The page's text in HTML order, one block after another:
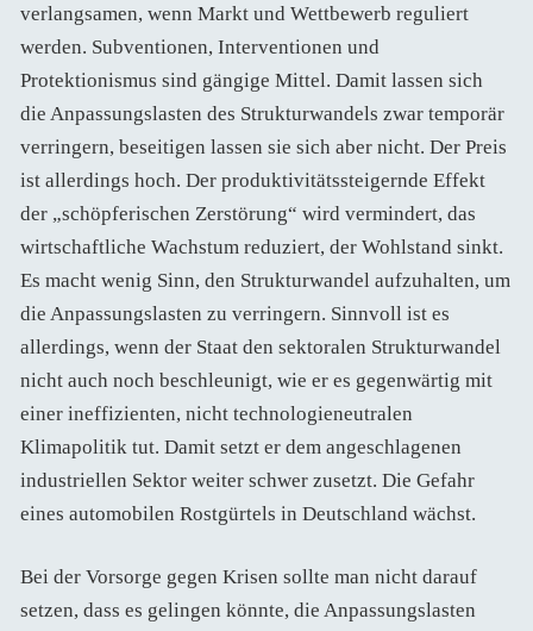
verlangsamen, wenn Markt und Wettbewerb reguliert
werden. Subventionen, Interventionen und
Protektionismus sind gängige Mittel. Damit lassen sich
die Anpassungslasten des Strukturwandels zwar temporär
verringern, beseitigen lassen sie sich aber nicht. Der Preis
ist allerdings hoch. Der produktivitätssteigernde Effekt
der „schöpferischen Zerstörung“ wird vermindert, das
wirtschaftliche Wachstum reduziert, der Wohlstand sinkt.
Es macht wenig Sinn, den Strukturwandel aufzuhalten, um
die Anpassungslasten zu verringern. Sinnvoll ist es
allerdings, wenn der Staat den sektoralen Strukturwandel
nicht auch noch beschleunigt, wie er es gegenwärtig mit
einer ineffizienten, nicht technologieneutralen
Klimapolitik tut. Damit setzt er dem angeschlagenen
industriellen Sektor weiter schwer zusetzt. Die Gefahr
eines automobilen Rostgürtels in Deutschland wächst.
Bei der Vorsorge gegen Krisen sollte man nicht darauf
setzen, dass es gelingen könnte, die Anpassungslasten